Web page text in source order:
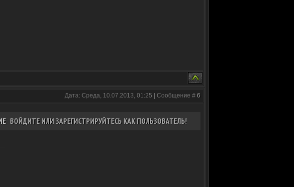
Дата: Среда, 10.07.2013, 01:25 | Сообщение # 6
ВОЙДИТЕ ИЛИ ЗАРЕГИСТРИРУЙТЕСЬ КАК ПОЛЬЗОВАТЕЛЬ!